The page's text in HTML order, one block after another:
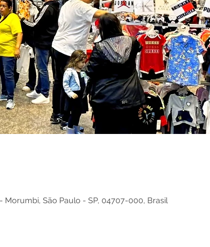
Morumbi, São Paulo - SP, 04707-000, Brasil